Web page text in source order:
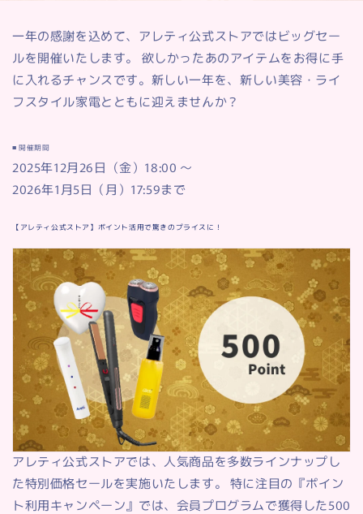
一年の感謝を込めて、アレティ公式ストアではビッグセー
ルを開催いたします。 欲しかったあのアイテムをお得に手
に入れるチャンスです。新しい一年を、新しい美容・ライ
フスタイル家電とともに迎えませんか？
■ 開催期間
2025年12月26日（金）18:00 ～
2026年1月5日（月）17:59まで
【アレティ公式ストア】ポイント活用で驚きのプライスに！
アレティ公式ストアでは、人気商品を多数ラインナップし
た特別価格セールを実施いたします。 特に注目の『ポイン
ト利用キャンペーン』では、会員プログラムで獲得した500